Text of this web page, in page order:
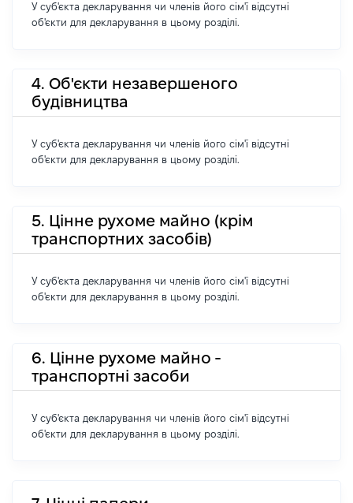
У суб'єкта декларування чи членів його сім'ї відсутні
об'єкти для декларування в цьому розділі.
4. Об'єкти незавершеного
будівництва
У суб'єкта декларування чи членів його сім'ї відсутні
об'єкти для декларування в цьому розділі.
5. Цінне рухоме майно (крім
транспортних засобів)
У суб'єкта декларування чи членів його сім'ї відсутні
об'єкти для декларування в цьому розділі.
6. Цінне рухоме майно -
транспортні засоби
У суб'єкта декларування чи членів його сім'ї відсутні
об'єкти для декларування в цьому розділі.